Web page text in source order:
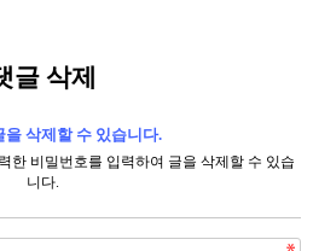
글 삭제
을 삭제할 수 있습니다.
한 비밀번호를 입력하여 글을 삭제할 수 있습
니다.